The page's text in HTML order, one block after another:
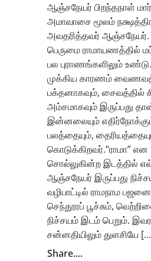
ஆஞ்சநேயர் பிறந்தநாள்
அமாவாசை மூலம்
அவதரித்தவர் ஆஞ்சநேயர்.
பெருமை ராமாயணத்தில்
பல புராணங்களிலும்
முக்கிய காரணம்
பக்தனாகவும், சைவத்தில்
அம்சமாகவும் இருப்பது
இன்னலையும்
பலத்தையும்,
கொடுக்கிறவர்.“ராமா” என
சொல்லுகின்ற இடத்தில்
ஆஞ்சநேயர் இருப்பது
வழிபாட்டில் ராமநாம
செந்தூரப் பூச்சும்,
நிச்சயம் இடம் பெறும்.
சன்னதியிலும் துளசியே
Share....